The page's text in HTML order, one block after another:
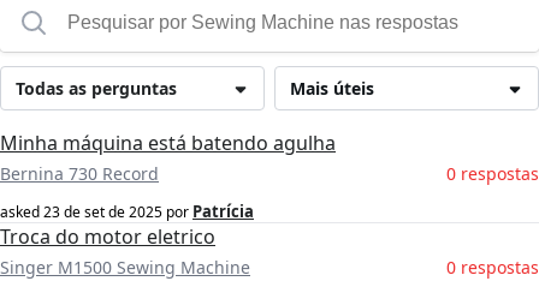
Mais úteis
Todas as perguntas
Minha máquina está batendo agulha
Bernina 730 Record 0 respostas
asked23 de set de 2025 por Patrícia
Troca do motor eletrico
Singer M1500 Sewing Machine 0 respostas